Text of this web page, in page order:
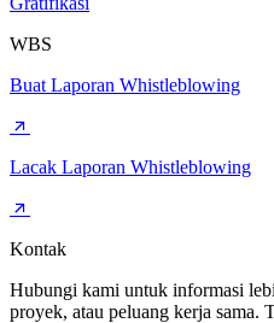
WBS
Buat Laporan Whistleblowing
Lacak Laporan Whistleblowing
Kontak
Hubungi kami untuk informasi
proyek, atau peluang kerja sama.